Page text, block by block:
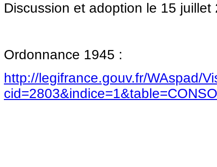
Discussion et adoption le 15 juillet
Ordonnance 1945 :
http://legifrance.gouv.fr/WAspad/